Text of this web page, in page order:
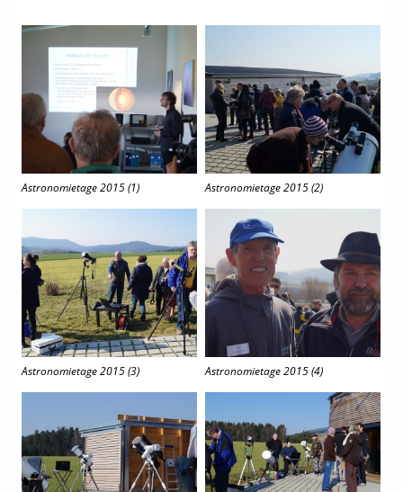
Astronomietage 2015 (1) Astronomietage 2015 (2)
Astronomietage 2015 (3) Astronomietage 2015 (4)